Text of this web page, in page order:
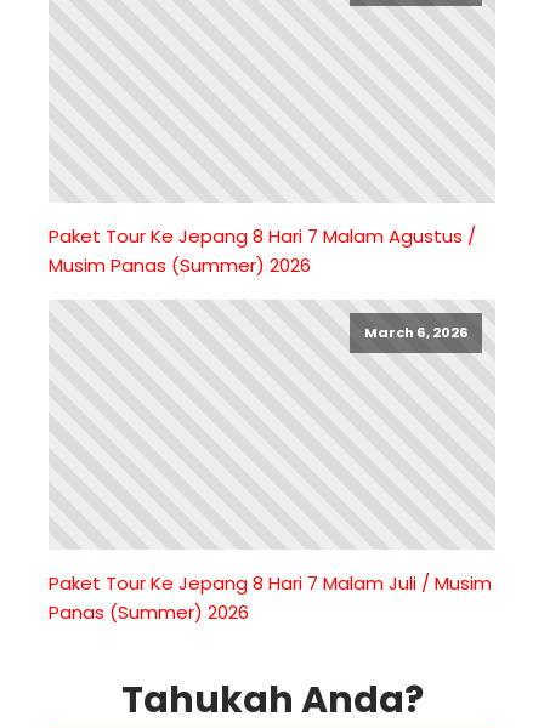
Paket Tour Ke Jepang 8 Hari 7 Malam Agustus /
Musim Panas (Summer) 2026
March 6, 2026
Paket Tour Ke Jepang 8 Hari 7 Malam Juli / Musim
Panas (Summer) 2026
Tahukah Anda?